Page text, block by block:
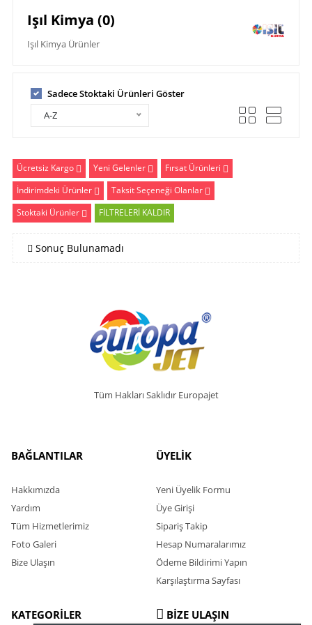
Işıl Kimya (0)
Işıl Kimya Ürünler
Sadece Stoktaki Ürünleri Göster
A-Z
Ücretsiz Kargo Yeni Gelenler
Fırsat Ürünleri
İndirimdeki Ürünler
Taksit Seçeneği Olanlar
Stoktaki Ürünler
FİLTRELERİ KALDIR
Sonuç Bulunamadı
Tüm Hakları Saklıdır Europajet
BAĞLANTILAR
Hakkımızda
Yardım
Tüm Hizmetlerimiz
Foto Galeri
Bize Ulaşın
ÜYELİK
Yeni Üyelik Formu
Üye Girişi
Sipariş Takip
Hesap Numaralarımız
Ödeme Bildirimi Yapın
Karşılaştırma Sayfası
KATEGORİLER BİZE ULAŞIN